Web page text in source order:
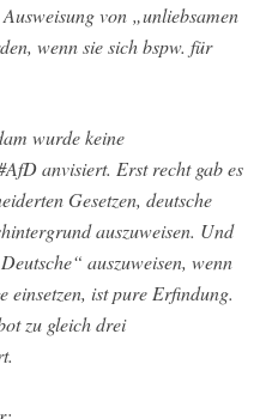
von „unliebsamen
wenn sie sich bspw. für
wurde keine
anvisiert. Erst recht gab es
Gesetzen, deutsche
auszuweisen. Und
auszuweisen, wenn
einsetzen, ist pure Erfindung.
zu gleich drei